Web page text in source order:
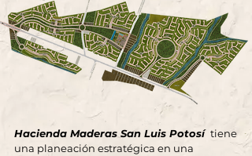
Hacienda Maderas San Luis Potosí tiene
una planeación estratégica en una